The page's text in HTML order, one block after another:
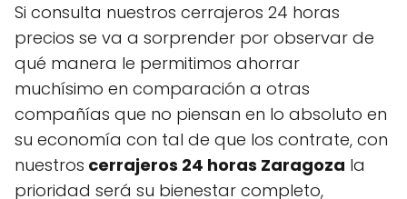
Si consulta nuestros cerrajeros 24 horas
precios se va a sorprender por observar de
qué manera le permitimos ahorrar
muchísimo en comparación a otras
compañías que no piensan en lo absoluto en
su economía con tal de que los contrate, con
nuestros cerrajeros 24 horas Zaragoza la
prioridad será su bienestar completo,